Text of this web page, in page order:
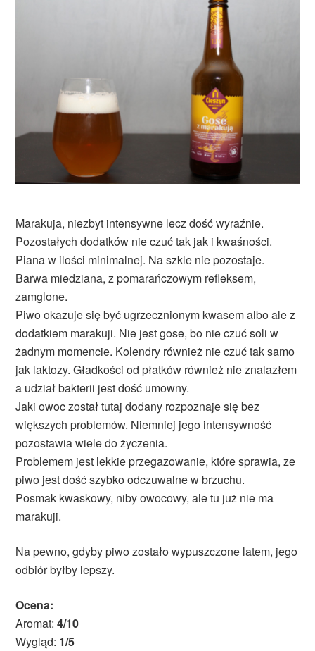
Marakuja, niezbyt intensywne lecz dość wyraźnie.
Pozostałych dodatków nie czuć tak jak i kwaśności.
Piana w ilości minimalnej. Na szkle nie pozostaje.
Barwa miedziana, z pomarańczowym refleksem,
zamglone.
Piwo okazuje się być ugrzecznionym kwasem albo ale z
dodatkiem marakuji. Nie jest gose, bo nie czuć soli w
żadnym momencie. Kolendry również nie czuć tak samo
jak laktozy. Gładkości od płatków również nie znalazłem
a udział bakterii jest dość umowny.
Jaki owoc został tutaj dodany rozpoznaje się bez
większych problemów. Niemniej jego intensywność
pozostawia wiele do życzenia.
Problemem jest lekkie przegazowanie, które sprawia, ze
piwo jest dość szybko odczuwalne w brzuchu.
Posmak kwaskowy, niby owocowy, ale tu już nie ma
marakuji.
Na pewno, gdyby piwo zostało wypuszczone latem, jego
odbiór byłby lepszy.
Ocena:
Aromat:4/10
Wygląd: 1/5